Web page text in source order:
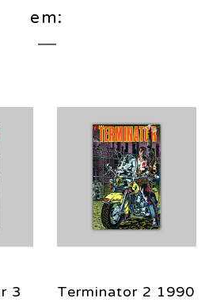
em:
3
Terminator 2 1990